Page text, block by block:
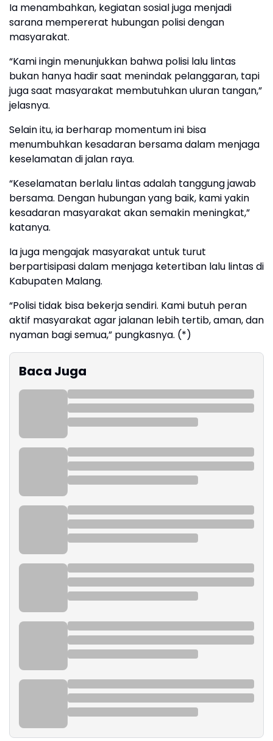
Ia menambahkan, kegiatan sosial juga menjadi
sarana mempererat hubungan polisi dengan
masyarakat.
“Kami ingin menunjukkan bahwa polisi lalu lintas
bukan hanya hadir saat menindak pelanggaran, tapi
juga saat masyarakat membutuhkan uluran tangan,”
jelasnya.
Selain itu, ia berharap momentum ini bisa
menumbuhkan kesadaran bersama dalam menjaga
keselamatan di jalan raya.
“Keselamatan berlalu lintas adalah tanggung jawab
bersama. Dengan hubungan yang baik, kami yakin
kesadaran masyarakat akan semakin meningkat,”
katanya.
Ia juga mengajak masyarakat untuk turut
berpartisipasi dalam menjaga ketertiban lalu lintas di
Kabupaten Malang.
“Polisi tidak bisa bekerja sendiri. Kami butuh peran
aktif masyarakat agar jalanan lebih tertib, aman, dan
nyaman bagi semua,” pungkasnya. (*)
Baca Juga